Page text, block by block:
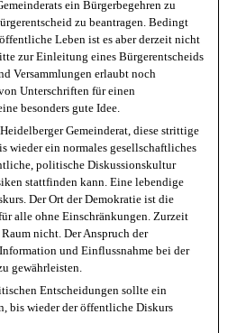
ein Bürgerbegehren zu
zu beantragen. Bedingt
Leben ist es aber derzeit nicht
zur Einleitung eines Bürgerentscheids
Versammlungen erlaubt noch
Unterschriften für einen
besonders gute Idee.
Gemeinderat, diese strittige
wieder ein normales gesellschaftliches
politische Diskussionskultur
stattfinden kann. Eine lebendige
Der Ort der Demokratie ist die
alle ohne Einschränkungen. Zurzeit
nicht. Der Anspruch der
und Einflussnahme bei der
gewährleisten.
Entscheidungen sollte ein
bis wieder der öffentliche Diskurs